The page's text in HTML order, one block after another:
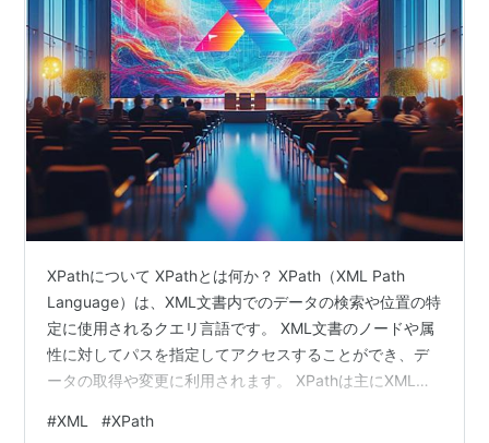
XPathについて XPathとは何か？ XPath（XML Path
Language）は、XML文書内でのデータの検索や位置の特
定に使用されるクエリ言語です。 XML文書のノードや属
性に対してパスを指定してアクセスすることができ、デ
ータの取得や変更に利用されます。 XPathは主にXML文
を利用して柔軟かつ効果的な検索が可能です。 XML文書
#XML #XPath